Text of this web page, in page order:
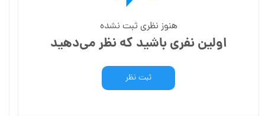
هنوز نظری ثبت نشده
اولین نفری باشید که نظر می‌دهید
ثبت نظر